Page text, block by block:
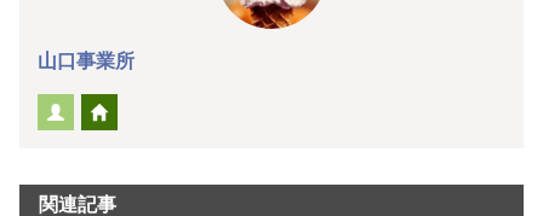
山口事業所
関連記事